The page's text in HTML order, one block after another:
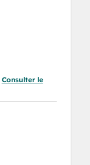
Consulter le